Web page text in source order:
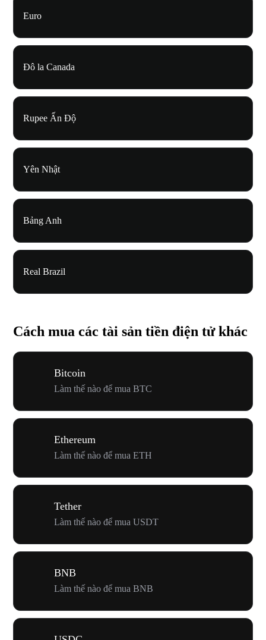
Euro
Đô la Canada
Rupee Ấn Độ
Yên Nhật
Bảng Anh
Real Brazil
Cách mua các tài sản tiền điện tử khác
Bitcoin
Làm thế nào để mua BTC
Ethereum
Làm thế nào để mua ETH
Tether
Làm thế nào để mua USDT
BNB
Làm thế nào để mua BNB